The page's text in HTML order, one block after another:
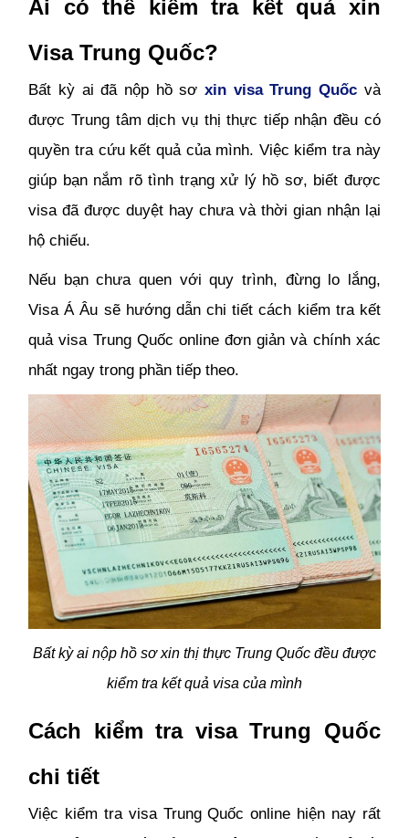
Ai có thể kiểm tra kết quả xin
Visa Trung Quốc?
Bất kỳ ai đã nộp hồ sơ xin visa Trung Quốc và
được Trung tâm dịch vụ thị thực tiếp nhận đều có
quyền tra cứu kết quả của mình. Việc kiểm tra này
giúp bạn nắm rõ tình trạng xử lý hồ sơ, biết được
visa đã được duyệt hay chưa và thời gian nhận lại
hộ chiếu.
Nếu bạn chưa quen với quy trình, đừng lo lắng,
Visa Á Âu sẽ hướng dẫn chi tiết cách kiểm tra kết
quả visa Trung Quốc online đơn giản và chính xác
nhất ngay trong phần tiếp theo.
Bất kỳ ai nộp hồ sơ xin thị thực Trung Quốc đều được
kiểm tra kết quả visa của mình
Cách kiểm tra visa Trung Quốc
chi tiết
Việc kiểm tra visa Trung Quốc online hiện nay rất